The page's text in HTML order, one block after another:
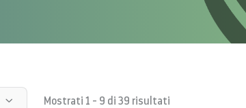
Mostrati 1 - 9 di 39 risultati